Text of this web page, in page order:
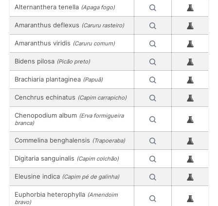
Alternanthera tenella (Apaga fogo)
Amaranthus deflexus (Caruru rasteiro)
Amaranthus viridis (Caruru comum)
Bidens pilosa (Picão preto)
Brachiaria plantaginea (Papuã)
Cenchrus echinatus (Capim carrapicho)
Chenopodium album (Erva formigueira
branca)
Commelina benghalensis (Trapoeraba)
Digitaria sanguinalis (Capim colchão)
Eleusine indica (Capim pé de galinha)
Euphorbia heterophylla (Amendoim
bravo)